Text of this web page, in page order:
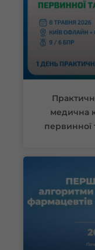
медична
первинної